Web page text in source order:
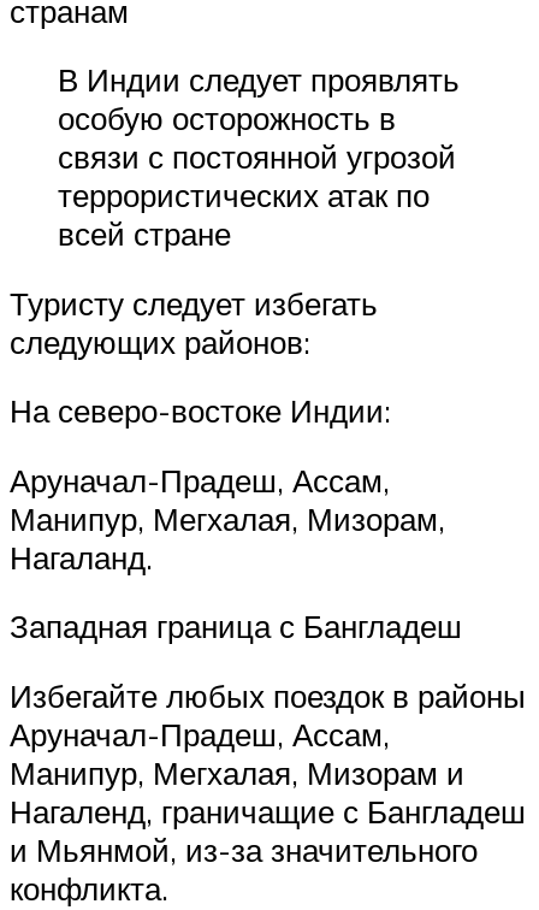
странам
В Индии следует проявлять
особую осторожность в
связи с постоянной угрозой
террористических атак по
всей стране
Туристу следует избегать
следующих районов:
На северо-востоке Индии:
Аруначал-Прадеш, Ассам,
Манипур, Мегхалая, Мизорам,
Нагаланд.
Западная граница с Бангладеш
Избегайте любых поездок в районы
Аруначал-Прадеш, Ассам,
Манипур, Мегхалая, Мизорам и
Нагаленд, граничащие с Бангладеш
и Мьянмой, из-за значительного
конфликта.